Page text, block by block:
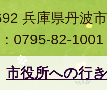
兵庫県丹波
0795-82-1001
市役所への行